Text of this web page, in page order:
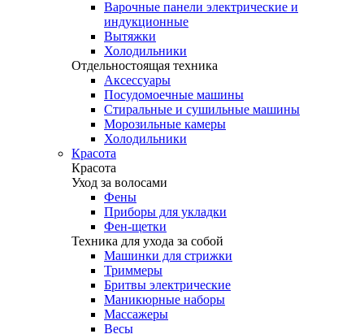
Варочные панели электрические и
индукционные
Вытяжки
Холодильники
Отдельностоящая техника
Аксессуары
Посудомоечные машины
Стиральные и сушильные машины
Морозильные камеры
Холодильники
Красота
Красота
Уход за волосами
Фены
Приборы для укладки
Фен-щетки
Техника для ухода за собой
Машинки для стрижки
Триммеры
Бритвы электрические
Маникюрные наборы
Массажеры
Весы